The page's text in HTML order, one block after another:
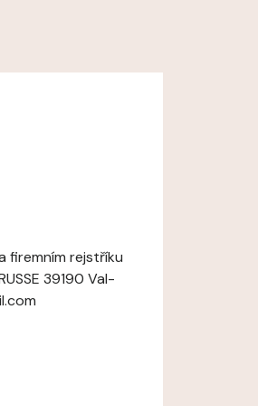
firemním rejstříku
39190 Val-